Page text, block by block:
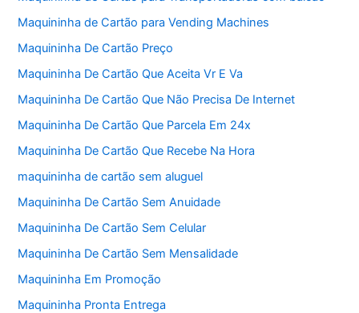
Maquininha de Cartão para Vending Machines
Maquininha De Cartão Preço
Maquininha De Cartão Que Aceita Vr E Va
Maquininha De Cartão Que Não Precisa De Internet
Maquininha De Cartão Que Parcela Em 24x
Maquininha De Cartão Que Recebe Na Hora
maquininha de cartão sem aluguel
Maquininha De Cartão Sem Anuidade
Maquininha De Cartão Sem Celular
Maquininha De Cartão Sem Mensalidade
Maquininha Em Promoção
Maquininha Pronta Entrega